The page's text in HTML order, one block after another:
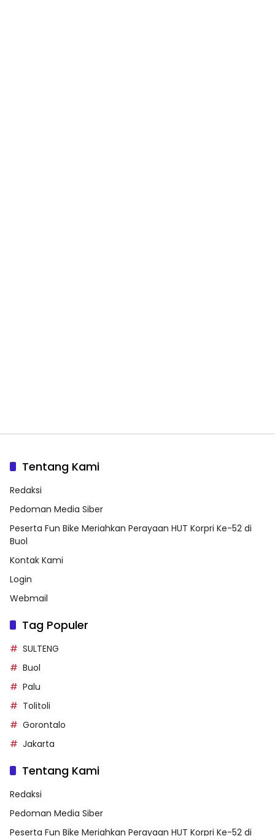
Tentang Kami
Redaksi
Pedoman Media Siber
Peserta Fun Bike Meriahkan Perayaan HUT Korpri Ke-52 di
Buol
Kontak Kami
Login
Webmail
Tag Populer
SULTENG
Buol
Palu
Tolitoli
Gorontalo
Jakarta
Tentang Kami
Redaksi
Pedoman Media Siber
Peserta Fun Bike Meriahkan Perayaan HUT Korpri Ke-52 di